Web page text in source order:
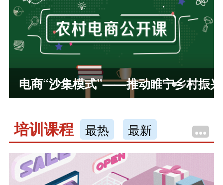
电商“沙集模式”——推动睢宁乡村振
培训课程 最热 最新 •••